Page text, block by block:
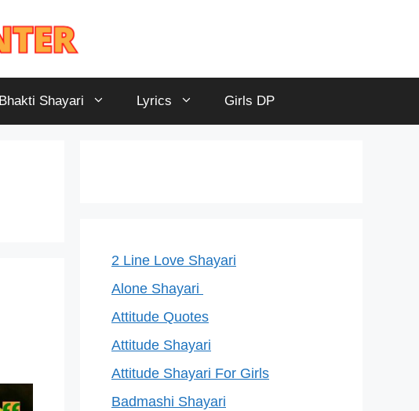
Bhakti Shayari Lyrics Girls DP
2 Line Love Shayari
Alone Shayari
Attitude Quotes
Attitude Shayari
Attitude Shayari For Girls
Badmashi Shayari